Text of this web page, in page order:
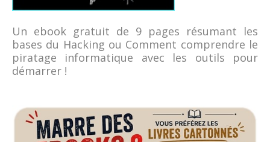
Un ebook gratuit de 9 pages résumant les
bases du Hacking ou Comment comprendre le
piratage informatique avec les outils pour
démarrer !